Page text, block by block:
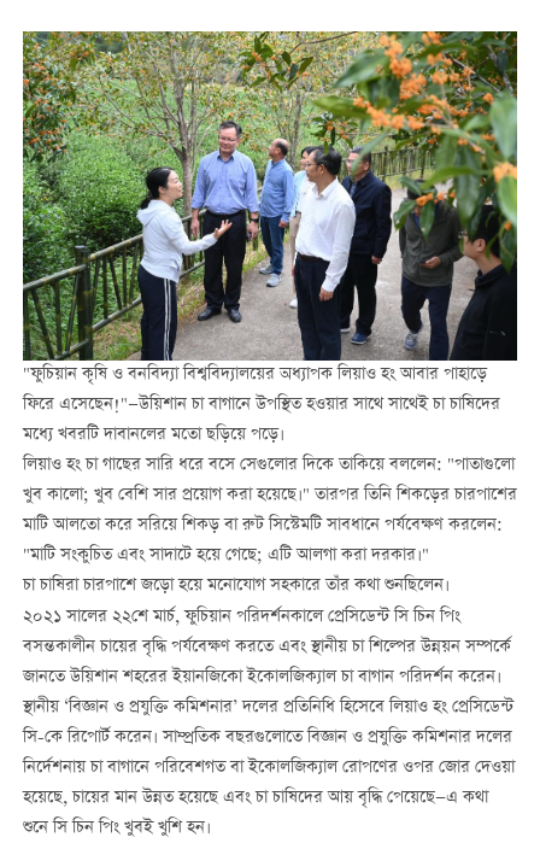
"ফুচিয়ান কৃষি ও বনবিদ্যা বিশ্ববিদ্যালয়ের অধ্যাপক লিয়াও হং আবার পাহাড়ে
ফিরে এসেছেন!"—উয়িশান চা বাগানে উপস্থিত হওয়ার সাথে সাথেই চা চাষিদের
মধ্যে খবরটি দাবানলের মতো ছড়িয়ে পড়ে।
লিয়াও হং চা গাছের সারি ধরে বসে সেগুলোর দিকে তাকিয়ে বললেন: "পাতাগুলো
খুব কালো; খুব বেশি সার প্রয়োগ করা হয়েছে।" তারপর তিনি শিকড়ের চারপাশের
মাটি আলতো করে সরিয়ে শিকড় বা রুট সিস্টেমটি সাবধানে পর্যবেক্ষণ করলেন:
"মাটি সংকুচিত এবং সাদাটে হয়ে গেছে; এটি আলগা করা দরকার।"
চা চাষিরা চারপাশে জড়ো হয়ে মনোযোগ সহকারে তাঁর কথা শুনছিলেন।
২০২১ সালের ২২শে মার্চ, ফুচিয়ান পরিদর্শনকালে প্রেসিডেন্ট সি চিন পিং
বসন্তকালীন চায়ের বৃদ্ধি পর্যবেক্ষণ করতে এবং স্থানীয় চা শিল্পের উন্নয়ন সম্পর্কে
জানতে উয়িশান শহরের ইয়ানজিকো ইকোলজিক্যাল চা বাগান পরিদর্শন করেন।
স্থানীয় ‘বিজ্ঞান ও প্রযুক্তি কমিশনার’ দলের প্রতিনিধি হিসেবে লিয়াও হং প্রেসিডেন্ট
সি-কে রিপোর্ট করেন। সাম্প্রতিক বছরগুলোতে বিজ্ঞান ও প্রযুক্তি কমিশনার দলের
নির্দেশনায় চা বাগানে পরিবেশগত বা ইকোলজিক্যাল রোপণের ওপর জোর দেওয়া
হয়েছে, চায়ের মান উন্নত হয়েছে এবং চা চাষিদের আয় বৃদ্ধি পেয়েছে—এ কথা
শুনে সি চিন পিং খুবই খুশি হন।